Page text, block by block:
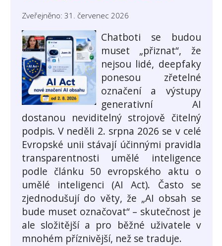
Zveřejněno: 31. červenec 2026
Chatboti se budou
muset „přiznat“, že
nejsou lidé, deepfaky
ponesou zřetelné
označení a výstupy
generativní AI
dostanou neviditelný strojově čitelný
podpis. V neděli 2. srpna 2026 se v celé
Evropské unii stávají účinnými pravidla
transparentnosti umělé inteligence
podle článku 50 evropského aktu o
umělé inteligenci (AI Act). Často se
zjednodušují do věty, že „AI obsah se
bude muset označovat“ – skutečnost je
ale složitější a pro běžné uživatele v
mnohém příznivější, než se traduje.